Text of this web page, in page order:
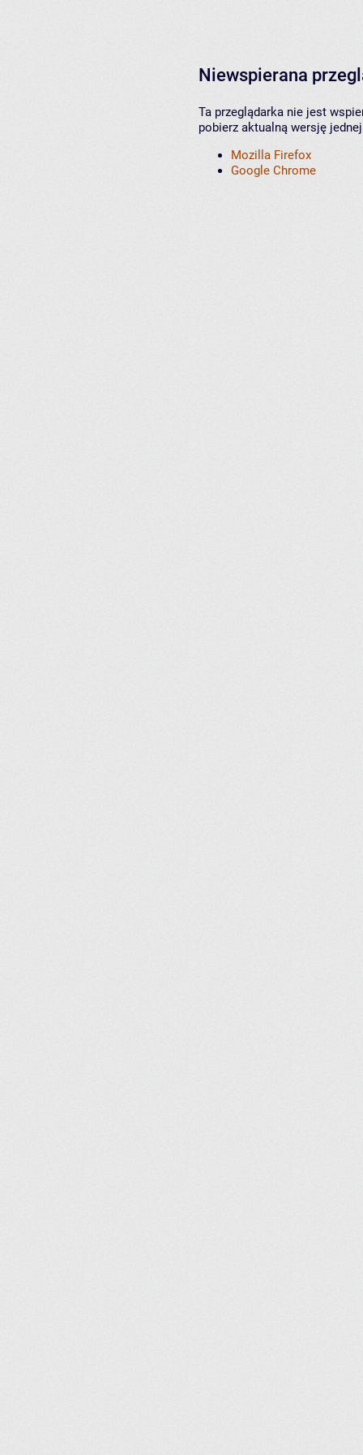
Niewspierana
Ta przeglądarka nie jest
pobierz aktualną wersję
Mozilla Firefox
Google Chrome